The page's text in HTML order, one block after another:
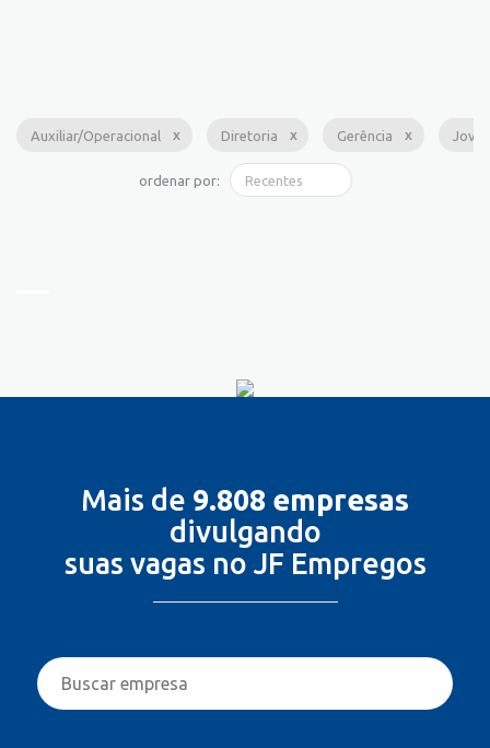
Auxiliar/Operacional Diretoria Gerência
ordenar por:
Mais de 9.808 empresas
divulgando
suas vagas no JF Empregos